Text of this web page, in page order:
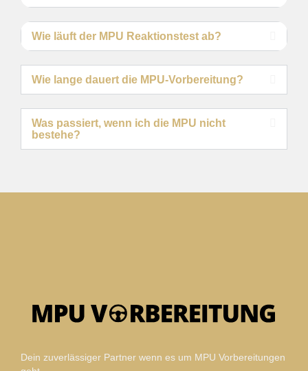
Wie läuft der MPU Reaktionstest ab?
Wie lange dauert die MPU-Vorbereitung?
Was passiert, wenn ich die MPU nicht
bestehe?
Dein zuverlässiger Partner wenn es um MPU Vorbereitungen